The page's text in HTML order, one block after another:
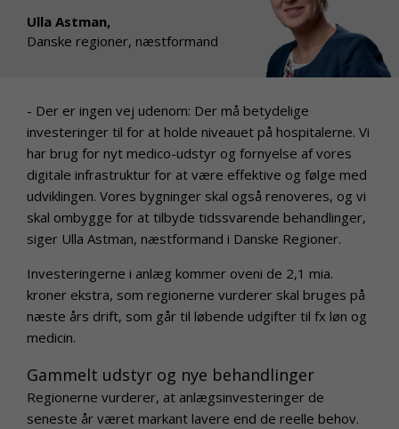
Ulla Astman,
Danske regioner, næstformand
- Der er ingen vej udenom: Der må betydelige
investeringer til for at holde niveauet på hospitalerne. Vi
har brug for nyt medico-udstyr og fornyelse af vores
digitale infrastruktur for at være effektive og følge med
udviklingen. Vores bygninger skal også renoveres, og vi
skal ombygge for at tilbyde tidssvarende behandlinger,
siger Ulla Astman, næstformand i Danske Regioner.
Investeringerne i anlæg kommer oveni de 2,1 mia.
kroner ekstra, som regionerne vurderer skal bruges på
næste års drift, som går til løbende udgifter til fx løn og
medicin.
Gammelt udstyr og nye behandlinger
Regionerne vurderer, at anlægsinvesteringer de
seneste år været markant lavere end de reelle behov.